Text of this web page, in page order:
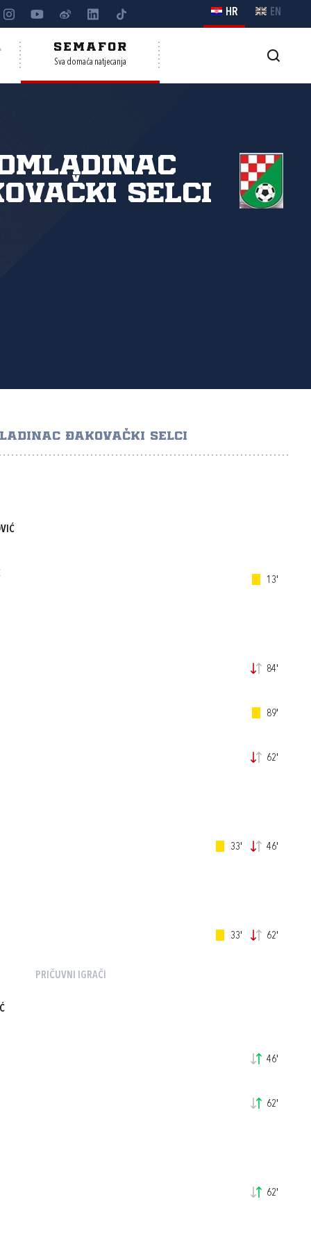
HR EN
SEMAFOR
Sva domaća natjecanja
Selci
ĐAKOVAČKI SELCI
13'
84'
89'
62'
33' 46'
33' 62'
PRIČUVNI IGRAČI
46'
62'
62'